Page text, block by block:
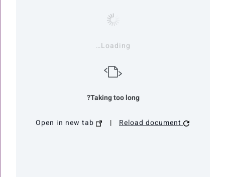
Loading…
Taking too long?
Reload document
|